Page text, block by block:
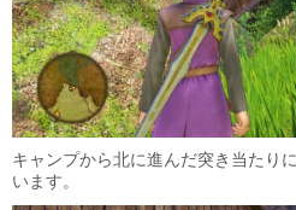
キャンプから北に進んだ突き当たり
います。